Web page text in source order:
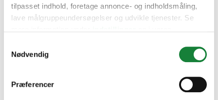
tilpasset indhold, foretage annonce- og indholdsmåling,
lave målgruppeundersøgelser og udvikle tjenester. Se
tilbage eller ændre indstillinger fra vores
"Cookiedeklaration", eller ved at trykke på "Privacy
Nødvendig
Præferencer